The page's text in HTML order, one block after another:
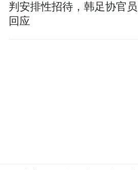
判安排性招待，韩足协官员
回应